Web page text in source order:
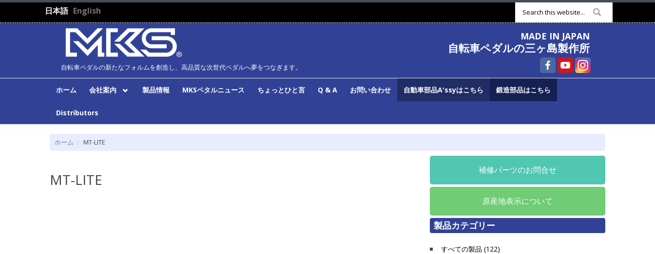
メインコンテンツに移動
日本語 English 検索フォーム
MADE IN JAPAN
自転車ペダルの三ヶ島製作所
自転車ペダルの新たなフォルムを創造し、高品質な次世代ペダルへ夢をつなぎます。
ホーム 会社案内 製品情報 MKSペタルニュース ちょっとひと言 Q & A お問い合わせ 自動車部品A'ssyはこちら 鍛造部品はこちら
Distributors
ホーム MT-LITE
MT-LITE
補修パーツのお問合せ
原産地表示について
製品カテゴリー
すべての製品 (122)